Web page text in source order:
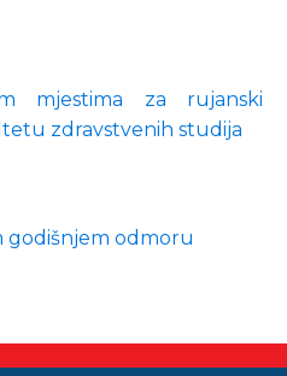
mjestima za rujanski
zdravstvenih studija
godišnjem odmoru